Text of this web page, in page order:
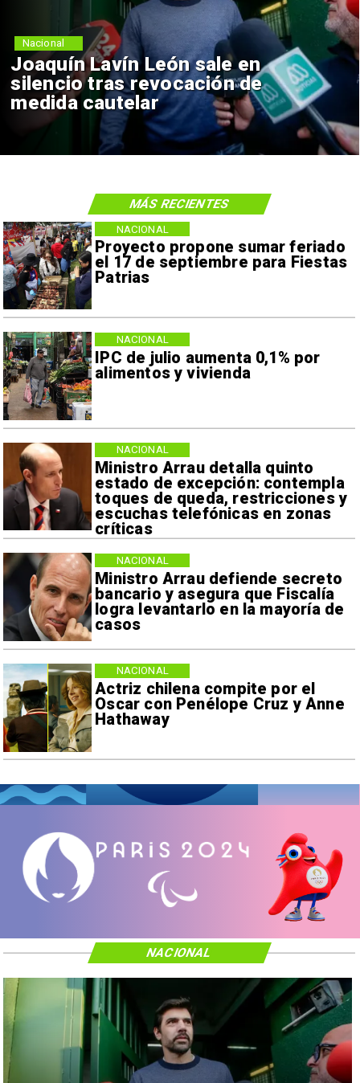
Joaquín Lavín León sale en
silencio tras revocación de
medida cautelar
Nacional
Proyecto propone sumar feriado
el 17 de septiembre para Fiestas
Patrias
NACIONAL
IPC de julio aumenta 0,1% por
alimentos y vivienda
NACIONAL
Ministro Arrau detalla quinto
estado de excepción: contempla
toques de queda, restricciones y
escuchas telefónicas en zonas
críticas
NACIONAL
Ministro Arrau defiende secreto
bancario y asegura que Fiscalía
logra levantarlo en la mayoría de
casos
NACIONAL
Actriz chilena compite por el
Oscar con Penélope Cruz y Anne
Hathaway
NACIONAL
MÁS RECIENTES
NACIONAL